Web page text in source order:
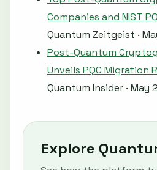
Companies and NIST
Quantum Zeitgeist ·
Post-Quantum
Unveils PQC Migration
Quantum Insider · May
Explore